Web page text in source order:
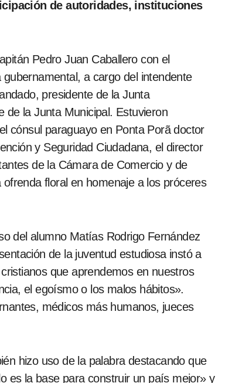
de autoridades, instituciones
a cargo del intendente
presidente de la Junta
de la Junta Municipal. Estuvieron
cónsul paraguayo en Ponta Porã doctor
y Seguridad Ciudadana, el director
de la Cámara de Comercio y de
floral en homenaje a los próceres
de la juventud estudiosa instó a
que aprendemos en nuestros
el egoísmo o los malos hábitos».
médicos más humanos, jueces
hizo uso de la palabra destacando que
es la base para construir un país mejor» y